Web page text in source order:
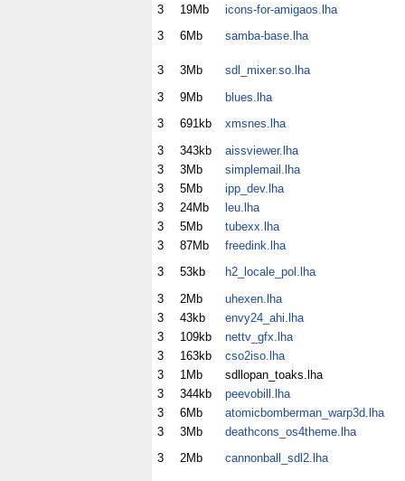
3
19Mb
icons-for-amigaos.lha
3
6Mb samba-base.lha
3 3Mb
sdl_mixer.so.lha
3
9Mb
blues.lha
3
691kb
xmsnes.lha
3
343kb
aissviewer.lha
3
3Mb
simplemail.lha
3
5Mb
ipp_dev.lha
3
24Mb
leu.lha
3
5Mb
tubexx.lha
3
87Mb
freedink.lha
3
53kb
h2_locale_pol.lha
3
2Mb
uhexen.lha
3
43kb
envy24_ahi.lha
3
109kb
nettv_gfx.lha
3
163kb
cso2iso.lha
3
1Mb
sdllopan_toaks.lha
3
344kb
peevobill.lha
3
6Mb
atomicbomberman_warp3d.lha
3
3Mb
deathcons_os4theme.lha
3
2Mb cannonball_sdl2.lha